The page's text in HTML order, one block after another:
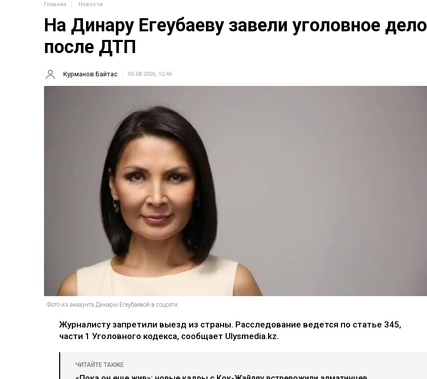
Главная Новости
На Динару Егеубаеву завели уголовное дело
после ДТП
Курманов Байтас 05.08.2026, 12:46
Фото из аккаунта Динары Егеубаевой в соцсети
Журналисту запретили выезд из страны. Расследование ведется по статье 345,
части 1 Уголовного кодекса, сообщает Ulysmedia.kz.
ЧИТАЙТЕ ТАКЖЕ